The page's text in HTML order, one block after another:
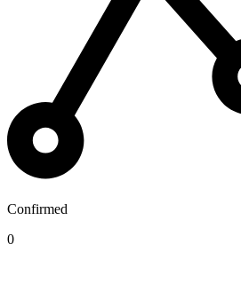
Confirmed
0